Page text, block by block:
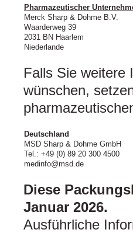
Pharmazeutischer
Merck Sharp & Dohme B.V.
Waarderweg 39
2031 BN Haarlem
Niederlande
Falls Sie weitere
wünschen,
Deutschland
MSD Sharp & Dohme GmbH
Tel.: +49 (0) 89 20 300 4500
medinfo@msd.de
Diese
Januar 2026.
Ausführliche